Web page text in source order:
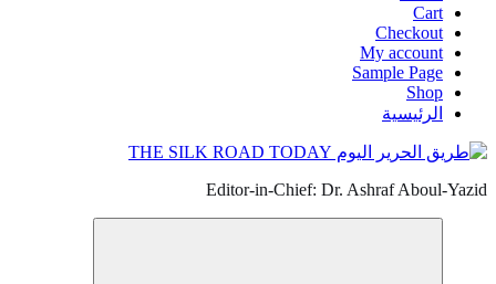
Cart
Checkout
My account
Sample Page
Shop
الرئيسية
Editor-in-Chief: Dr. Ashraf Aboul-Yazid